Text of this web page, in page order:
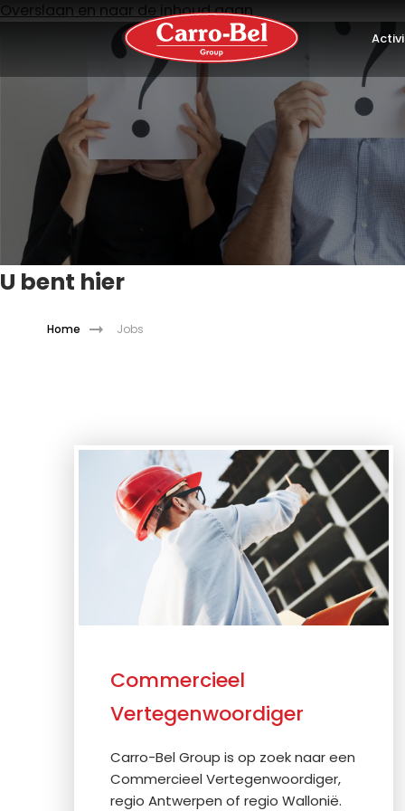
Overslaan en naar de inhoud gaan
U bent hier
Home Jobs
Commercieel
Vertegenwoordiger
Carro-Bel Group is op zoek naar een
Commercieel Vertegenwoordiger,
regio Antwerpen of regio Wallonië.